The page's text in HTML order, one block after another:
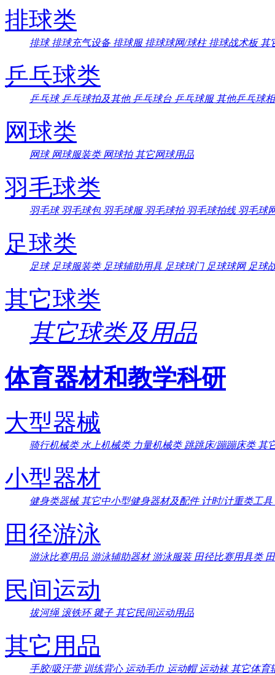
排球类
排球排球充气设备 排球服 排球球网/球柱 排球战术板 其
乒乓球类
乒乓球乒乓球拍及其他 乒乓球台 乒乓球服 其他乒乓球
网球类
网球网球服装类网球拍 其它网球用品
羽毛球类
羽毛球羽毛球包 羽毛球服 羽毛球拍 羽毛球拍线 羽毛球
足球类
足球 足球服装类 足球辅助用具 足球球门 足球球网 足球
其它球类
其它球类及用品
体育器材和教学科研
大型器械
骑行机械类水上机械类 力量机械类跳跳床/蹦蹦床类其
小型器材
健身类器械其它中小型健身器材及配件 计时/计重类工具
田径游泳
游泳比赛用品 游泳辅助器材游泳服装田径比赛用具类
民间运动
拔河绳 滚铁环毽子 其它民间运动用品
其它用品
手胶/吸汗带 训练背心 运动毛巾 运动帽运动袜其它体育